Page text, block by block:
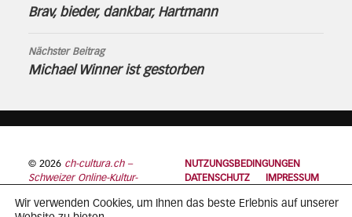
Brav, bieder, dankbar, Hartmann
Nächster Beitrag
Michael Winner ist gestorben
© 2026 ch-cultura.ch –
Schweizer Online-Kultur-
NUTZUNGSBEDINGUNGEN
DATENSCHUTZ
IMPRESSUM
Wir verwenden Cookies, um Ihnen das beste Erlebnis auf unserer